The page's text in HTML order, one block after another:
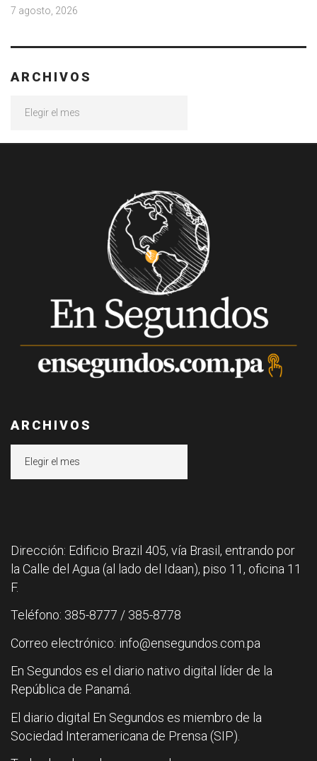
7 agosto, 2026
ARCHIVOS
ARCHIVOS
Dirección: Edificio Brazil 405, vía Brasil, entrando por
la Calle del Agua (al lado del Idaan), piso 11, oficina 11
F.
Teléfono: 385-8777 / 385-8778
Correo electrónico: info@ensegundos.com.pa
En Segundos es el diario nativo digital líder de la
República de Panamá.
El diario digital En Segundos es miembro de la
Sociedad Interamericana de Prensa (SIP).